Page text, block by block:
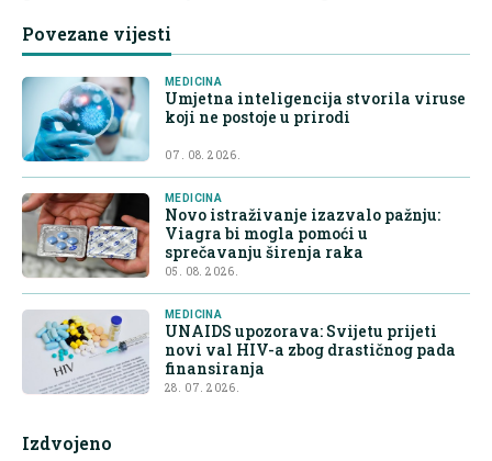
Povezane vijesti
MEDICINA
Umjetna inteligencija stvorila viruse
koji ne postoje u prirodi
07. 08. 2026.
MEDICINA
Novo istraživanje izazvalo pažnju:
Viagra bi mogla pomoći u
sprečavanju širenja raka
05. 08. 2026.
MEDICINA
UNAIDS upozorava: Svijetu prijeti
novi val HIV-a zbog drastičnog pada
finansiranja
28. 07. 2026.
Izdvojeno